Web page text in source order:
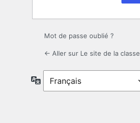
Mot de passe oublié ?
← Aller sur Le site de la classe
Langue